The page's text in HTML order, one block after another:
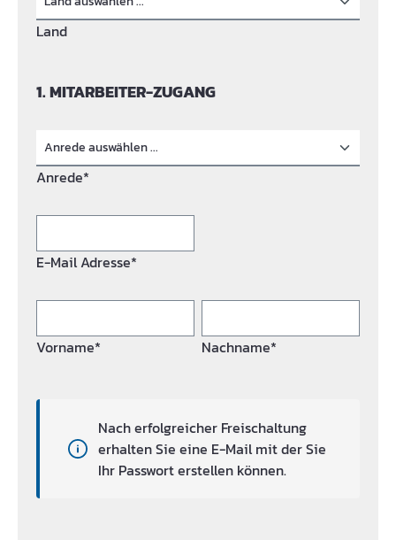
Land
1. MITARBEITER-ZUGANG
Anrede*
E-Mail Adresse*
Vorname* Nachname*
Nach erfolgreicher Freischaltung
erhalten Sie eine E-Mail mit der Sie
Ihr Passwort erstellen können.